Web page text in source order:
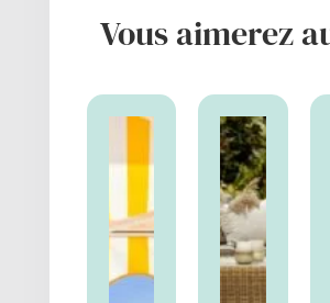
Vous aimerez